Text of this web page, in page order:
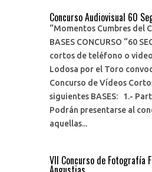
Concurso Audiovisual 60
“Momentos Cumbres del
BASES CONCURSO “60
cortos de teléfono o
Lodosa por el Toro
Concurso de Vídeos
siguientes BASES: 1.-
Podrán presentarse al
aquellas...
VII Concurso de Fotografía